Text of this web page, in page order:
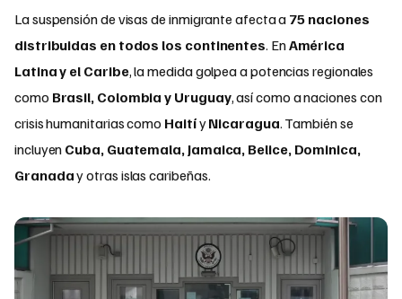
La suspensión de visas de inmigrante afecta a 75 naciones
distribuidas en todos los continentes. EnAmérica
Latina y el Caribe, la medida golpea a potencias regionales
como Brasil, Colombia y Uruguay, así como a naciones con
crisis humanitarias como HaitíyNicaragua. También se
incluyen Cuba, Guatemala, Jamaica, Belice, Dominica,
Granaday otras islas caribeñas.